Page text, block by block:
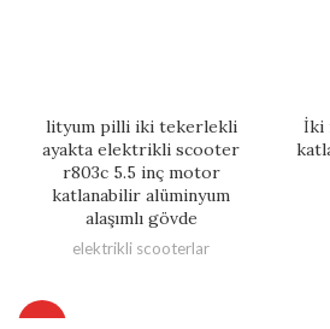
lityum pilli iki tekerlekli
ayakta elektrikli scooter
r803c 5.5 inç motor
katlanabilir alüminyum
alaşımlı gövde
elektrikli scooterlar
İki